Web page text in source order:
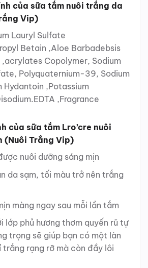
của sữa tắm nuôi trắng da
Vip)
Lauryl Sulfate
Betain ,Aloe Barbadebsis
Copolymer, Sodium
Polyquaternium-39, Sodium
Hydantoin ,Potassium
,Fragrance
của sữa tắm Lro’cre nuôi
(Nuôi Trắng Vip)
nuôi dưỡng sáng mịn
da sạm, tối màu trở nên trắng
màng ngay sau mỗi lần tắm
lớp phủ hương thơm quyến rũ tự
trọng sẽ giúp bạn có một làn
trắng rạng rỡ mà còn đầy lôi